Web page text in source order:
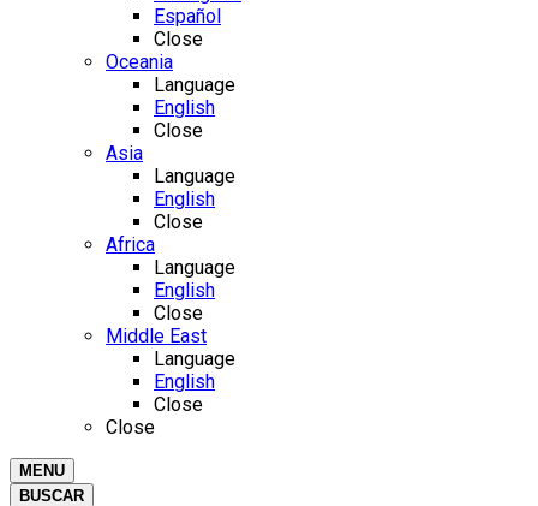
Español
Close
Oceania
Language
English
Close
Asia
Language
English
Close
Africa
Language
English
Close
Middle East
Language
English
Close
Close
MENU
BUSCAR